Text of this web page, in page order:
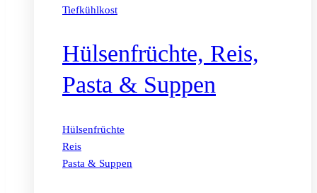
Tiefkühlkost
Hülsenfrüchte, Reis,
Pasta & Suppen
Hülsenfrüchte
Reis
Pasta & Suppen